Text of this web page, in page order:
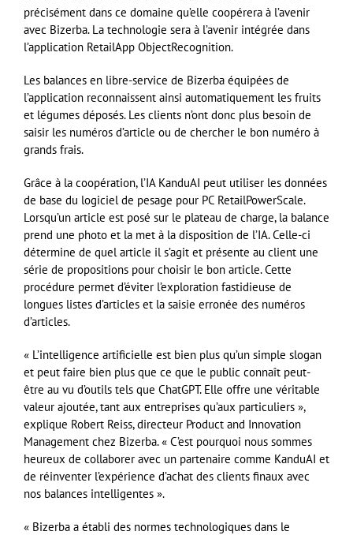
précisément dans ce domaine qu’elle coopérera à l’avenir
avec Bizerba. La technologie sera à l’avenir intégrée dans
l’application RetailApp ObjectRecognition.
Les balances en libre-service de Bizerba équipées de
l’application reconnaissent ainsi automatiquement les fruits
et légumes déposés. Les clients n’ont donc plus besoin de
saisir les numéros d’article ou de chercher le bon numéro à
grands frais.
Grâce à la coopération, l’IA KanduAI peut utiliser les données
de base du logiciel de pesage pour PC RetailPowerScale.
Lorsqu’un article est posé sur le plateau de charge, la balance
prend une photo et la met à la disposition de l’IA. Celle-ci
détermine de quel article il s’agit et présente au client une
série de propositions pour choisir le bon article. Cette
procédure permet d’éviter l’exploration fastidieuse de
longues listes d’articles et la saisie erronée des numéros
d’articles.
« L’intelligence artificielle est bien plus qu’un simple slogan
et peut faire bien plus que ce que le public connaît peut-
être au vu d’outils tels que ChatGPT. Elle offre une véritable
valeur ajoutée, tant aux entreprises qu’aux particuliers »,
explique Robert Reiss, directeur Product and Innovation
Management chez Bizerba. « C’est pourquoi nous sommes
heureux de collaborer avec un partenaire comme KanduAI et
de réinventer l’expérience d’achat des clients finaux avec
nos balances intelligentes ».
« Bizerba a établi des normes technologiques dans le